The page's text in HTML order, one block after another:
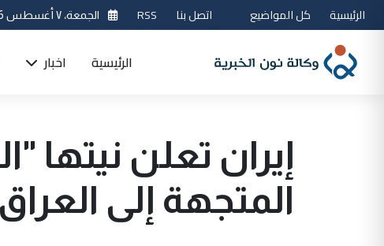
الرئيسية كل المواضيع اتصل بنا RSS الجمعة، ٧ أغسطس 2026
الرئيسية اخبار
إيران تعلن نيتها
المتجهة إلى العراق